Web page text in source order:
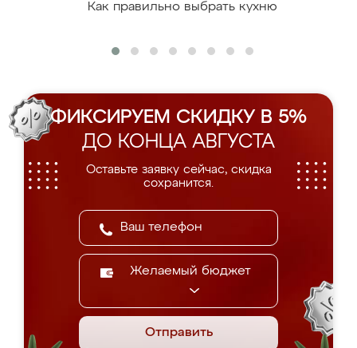
Как правильно выбрать кухню
ФИКСИРУЕМ СКИДКУ В 5%
ДО КОНЦА АВГУСТА
Оставьте заявку сейчас, скидка
сохранится.
Желаемый бюджет
Отправить